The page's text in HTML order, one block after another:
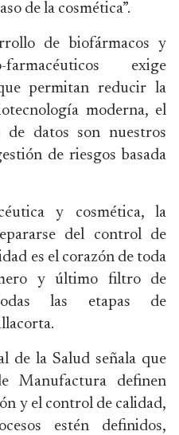
de la cosmética”.
de biofármacos y
exige
permitan reducir la
moderna, el
datos son nuestros
de riesgos basada
y cosmética, la
del control de
es el corazón de toda
y último filtro de
las etapas de
de la Salud señala que
Manufactura definen
y el control de calidad,
estén definidos,